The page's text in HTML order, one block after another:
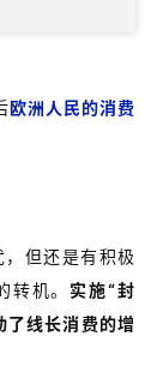
欧洲人民的消费
但还是有积极
转机。 实施“封
了线长消费的增